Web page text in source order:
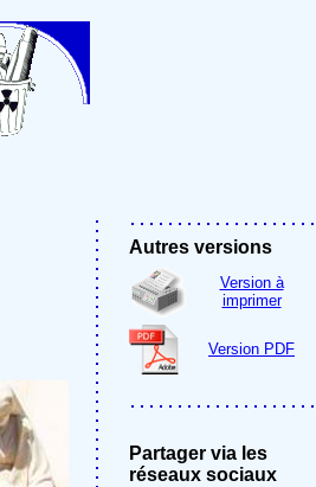
Autres versions
Version à
imprimer
Version PDF
Partager via les
réseaux sociaux